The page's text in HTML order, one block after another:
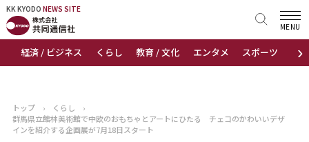
KK KYODO NEWS SITE
›
経済 / ビジネス くらし 教育 / 文化 エンタメ スポーツ 地域
MENU
KK KYODONEWS SITE
トップページ
ニュース
トップ › くらし
›
群馬県立館林美術館で中欧のおもちゃとアートにひたる チェコのかわいいデザ
インを紹介する企画展が7月18日スタート